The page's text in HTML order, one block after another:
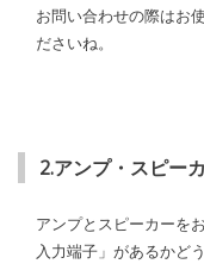
お問い合わせの際はお
ださいね。
2.アンプ・スピー
アンプとスピーカーを
入力端子」があるかど